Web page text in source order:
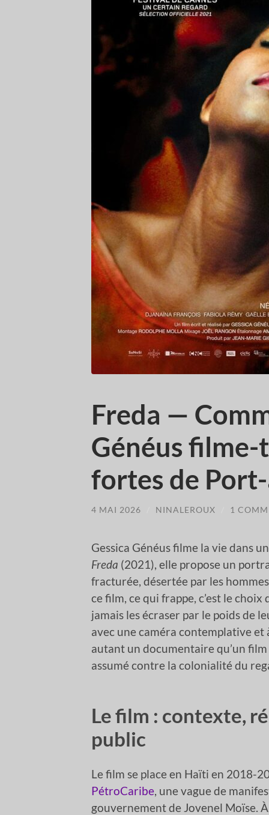
Freda —
Généus
fortes de
4 MAI 2026 NINALEROUX 1
Gessica Généus filme la vie dans
Freda (2021), elle propose un
fracturée, désertée par les
ce film, ce qui frappe, c’est le
jamais les écraser par le poids de
avec une caméra contemplative et
autant un documentaire qu’un
assumé contre la colonialité du
Le film : contexte,
public
Le film se place en Haïti en 2018-
PétroCaribe, une vague de
gouvernement de Jovenel Moïse.